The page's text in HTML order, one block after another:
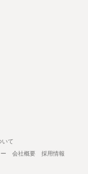
いて
会社概要
採用情報